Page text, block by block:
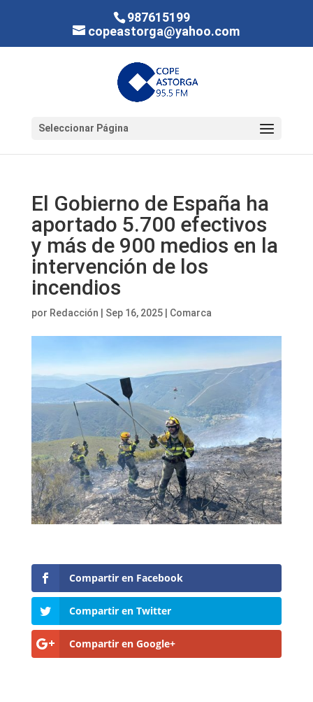
987615199
copeastorga@yahoo.com
Seleccionar Página
El Gobierno de España ha
aportado 5.700 efectivos
y más de 900 medios en la
intervención de los
incendios
por Redacción Sep 16, 2025| Comarca
Compartir en Facebook
Compartir en Twitter
Compartir en Google+